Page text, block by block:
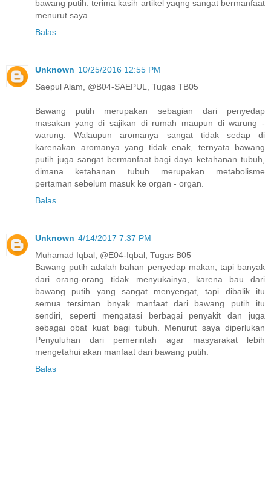
bawang putih. terima kasih artikel yaqng sangat bermanfaat
menurut saya.
Balas
Unknown 10/25/2016 12:55 PM
Saepul Alam, @B04-SAEPUL, Tugas TB05
Bawang putih merupakan sebagian dari penyedap
masakan yang di sajikan di rumah maupun di warung -
warung. Walaupun aromanya sangat tidak sedap di
karenakan aromanya yang tidak enak, ternyata bawang
putih juga sangat bermanfaat bagi daya ketahanan tubuh,
dimana ketahanan tubuh merupakan metabolisme
pertaman sebelum masuk ke organ - organ.
Balas
Unknown 4/14/2017 7:37 PM
Muhamad Iqbal, @E04-Iqbal, Tugas B05
Bawang putih adalah bahan penyedap makan, tapi banyak
dari orang-orang tidak menyukainya, karena bau dari
bawang putih yang sangat menyengat, tapi dibalik itu
semua tersiman bnyak manfaat dari bawang putih itu
sendiri, seperti mengatasi berbagai penyakit dan juga
sebagai obat kuat bagi tubuh. Menurut saya diperlukan
Penyuluhan dari pemerintah agar masyarakat lebih
mengetahui akan manfaat dari bawang putih.
Balas